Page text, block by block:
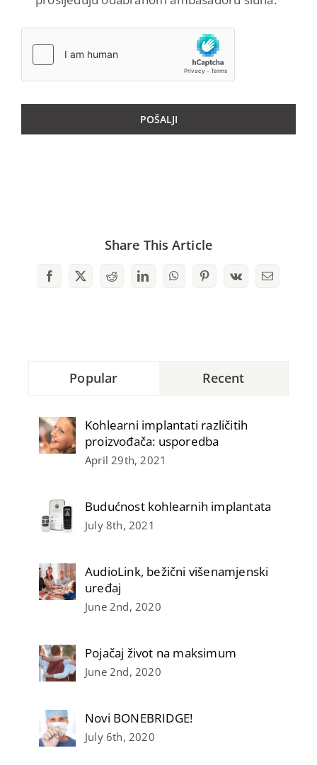
Share This Article
Facebook
X RedditLinkedInWhatsAppPinterest
Vk Email
Popular Recent
Kohlearni implantati različitih
proizvođača: usporedba
April 29th, 2021
Budućnost kohlearnih implantata
July 8th, 2021
AudioLink, bežični višenamjenski
uređaj
June 2nd, 2020
Pojačaj život na maksimum
June 2nd, 2020
Novi BONEBRIDGE!
July 6th, 2020